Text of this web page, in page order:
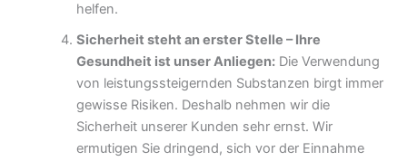
helfen.
Sicherheit steht an erster Stelle – Ihre
Gesundheit ist unser Anliegen:Die Verwendung
von leistungssteigernden Substanzen birgt immer
gewisse Risiken. Deshalb nehmen wir die
Sicherheit unserer Kunden sehr ernst. Wir
ermutigen Sie dringend, sich vor der Einnahme